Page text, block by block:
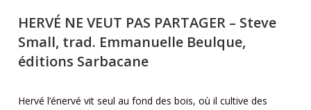
HERVÉ NE VEUT PAS PARTAGER – Steve
Small, trad. Emmanuelle Beulque,
éditions Sarbacane
Hervé l’énervé vit seul au fond des bois, où il cultive des